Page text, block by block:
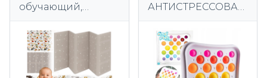
обучающий,
складной,
разноцветный,
180х160 см.
АНТИСТРЕССОВАЯ
ЦВЕТНЫЕ
СЕНСОРНЫЕ
ПУЗЫРЬКИ ДЛЯ
ДЕТЕЙ